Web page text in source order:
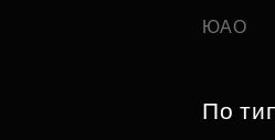
ЮАО
По